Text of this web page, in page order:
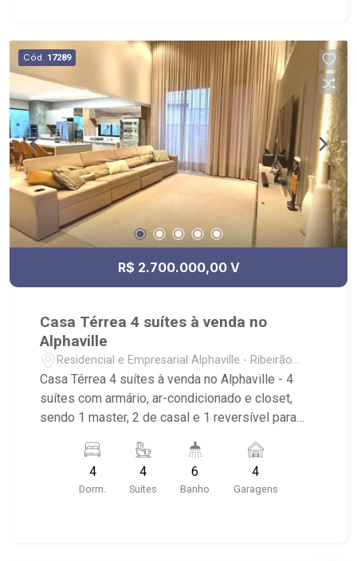
caminhada, academia, quadra de beach tenis,
bosque privativo, feirinha coletiva as sextas
feiras; - Próximo ao colégio Concept, colégio
Sabin, novo Empório Museu da Gula, drogaria Raia
e Shopping Iguatemi.
Cód. 17289
R$ 2.700.000,00 V
Casa Térrea 4 suítes à venda no
Alphaville
Residencial e Empresarial Alphaville - Ribeirão
Preto/SP
Casa Térrea 4 suítes à venda no Alphaville - 4
suítes com armário, ar-condicionado e closet,
sendo 1 master, 2 de casal e 1 reversível para
espelho; - Living 2 ambientes com pé direito alto;
- Sala de Jantar; - Sala de TV; - Escritório; -
Lavabo; - Cozinha Americana; - Despensa; - Área
4
Dorm.
4
Suítes
6
Banho
4
Garagens